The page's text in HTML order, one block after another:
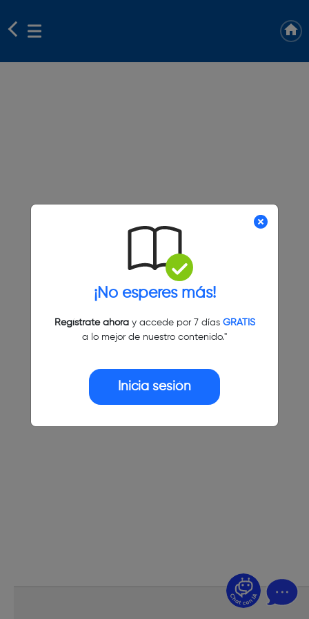
¡No esperes más!
Regístrate ahoray accede por 7 días GRATIS
a lo mejor de nuestro contenido."
Inicia sesión